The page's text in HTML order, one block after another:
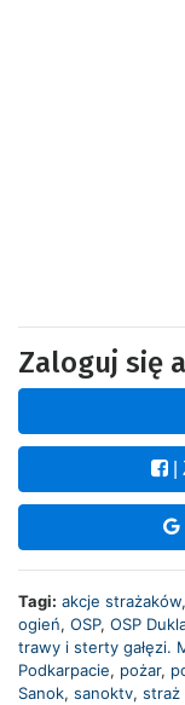
Zaloguj się
Tagi: akcje strażaków,
ogień, OSP, OSP
trawy i sterty gałęzi.
Podkarpacie, pożar,
Sanok, sanoktv, straż